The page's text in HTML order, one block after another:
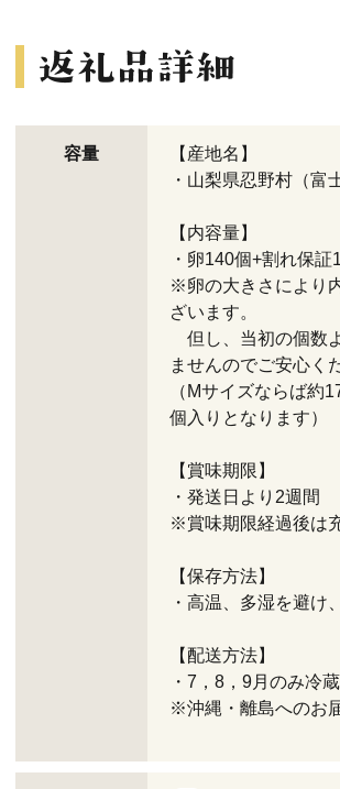
容量
【産地名】
・山梨県忍野村（富
【内容量】
・卵140個+割れ保
※卵の大きさにより
ざいます。
但し、当初の個数
ませんのでご安心く
（Mサイズならば約
個入りとなります）
【賞味期限】
・発送日より2週間
※賞味期限経過後は
【保存方法】
・高温、多湿を避
【配送方法】
・7，8，9月のみ冷蔵
※沖縄・離島へのお